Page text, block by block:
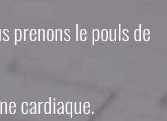
prenons le pouls de
cardiaque.